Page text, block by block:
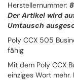
Herstellernummer:
Der Artikel wird
Umtausch
Poly CCX 505
fähig
Mit dem Poly CCX
einziges Wort